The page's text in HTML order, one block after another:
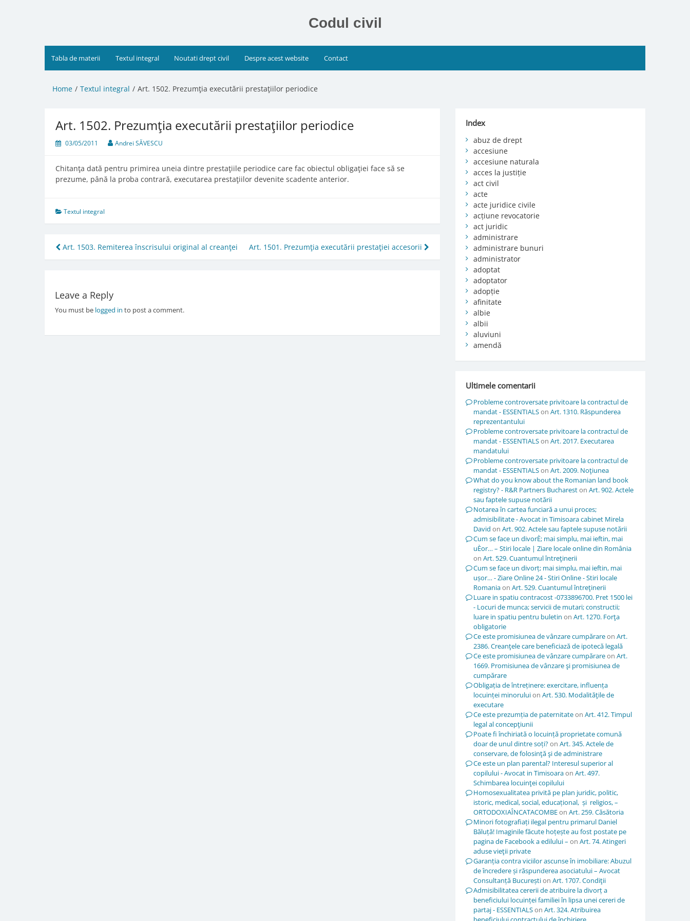
Codul civil
Tabla de materii Textul integral Noutati drept civil Despre acest website Contact
Home Textul integral Art. 1502. Prezumţia executării prestaţiilor periodice
Art. 1502. Prezumţia executării prestaţiilor periodice
03/05/2011 Andrei SĂVESCU
Chitanţa dată pentru primirea uneia dintre prestaţiile periodice care fac obiectul obligaţiei face să se
prezume, până la proba contrară, executarea prestaţiilor devenite scadente anterior.
Textul integral
Post
navigation
Art. 1503. Remiterea înscrisului original al creanţei Art. 1501. Prezumţia executării prestaţiei accesorii
Leave a Reply
You must be logged in to post a comment.
Index
abuz de drept
accesiune
accesiune naturala
acces la justiție
act civil
acte
acte juridice civile
acțiune revocatorie
act juridic
administrare
administrare bunuri
administrator
adoptat
adoptator
adopție
afinitate
albie
albii
aluviuni
amendă
Ultimele comentarii
Probleme controversate privitoare la contractul de
mandat - ESSENTIALSon Art. 1310. Răspunderea
reprezentantului
Probleme controversate privitoare la contractul de
mandat - ESSENTIALSon Art. 2017. Executarea
mandatului
Probleme controversate privitoare la contractul de
mandat - ESSENTIALSon Art. 2009. Noţiunea
What do you know about the Romanian land book
registry? - R&R Partners Buchareston Art. 902. Actele
sau faptele supuse notării
Notarea în cartea funciară a unui proces;
admisibilitate - Avocat in Timisoara cabinet Mirela
David on Art. 902. Actele sau faptele supuse notării
Cum se face un divorÈ; mai simplu, mai ieftin, mai
uÈor… – Stiri locale | Ziare locale online din România
on Art. 529. Cuantumul întreţinerii
Cum se face un divorț; mai simplu, mai ieftin, mai
ușor… - Ziare Online 24 - Stiri Online - Stiri locale
Romaniaon Art. 529. Cuantumul întreţinerii
Luare in spatiu contracost -0733896700. Pret 1500 lei
- Locuri de munca; servicii de mutari; constructii;
luare in spatiu pentru buletin on Art. 1270. Forţa
obligatorie
Ce este promisiunea de vânzare cumpărareon Art.
2386. Creanţele care beneficiază de ipotecă legală
Ce este promisiunea de vânzare cumpărareon Art.
1669. Promisiunea de vânzare şi promisiunea de
cumpărare
Obligația de întreținere: exercitare, influența
locuinței minoruluion Art. 530. Modalităţile de
executare
Ce este prezumția de paternitateon Art. 412. Timpul
legal al concepţiunii
Poate fi închiriată o locuință proprietate comună
doar de unul dintre soți?on Art. 345. Actele de
conservare, de folosinţă şi de administrare
Ce este un plan parental? Interesul superior al
copilului - Avocat in Timisoaraon Art. 497.
Schimbarea locuinţei copilului
Homosexualitatea privită pe plan juridic, politic,
istoric, medical, social, educațional, și religios, –
ORTODOXIAÎNCATACOMBEon Art. 259. Căsătoria
Minori fotografiați ilegal pentru primarul Daniel
Băluță! Imaginile făcute hoțește au fost postate pe
pagina de Facebook a edilului – on Art. 74. Atingeri
aduse vieţii private
Garanția contra viciilor ascunse în imobiliare: Abuzul
de încredere și răspunderea asociatului – Avocat
Consultanță Bucureștion Art. 1707. Condiţii
Admisibilitatea cererii de atribuire la divorț a
beneficiului locuinței familiei în lipsa unei cereri de
partaj - ESSENTIALSon Art. 324. Atribuirea